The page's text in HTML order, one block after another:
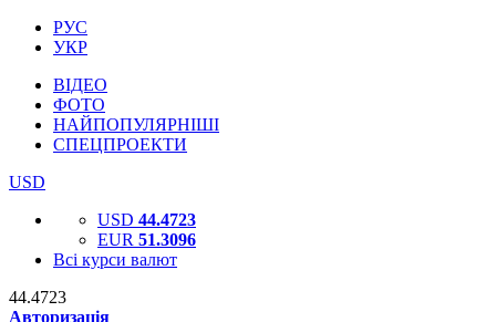
РУС
УКР
ВІДЕО
ФОТО
НАЙПОПУЛЯРНІШІ
СПЕЦПРОЕКТИ
USD
USD 44.4723
EUR 51.3096
Всі курси валют
44.4723
Авторизація